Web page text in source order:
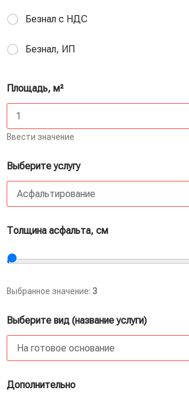
Безнал с НДС
Безнал, ИП
Площадь, м²
Ввести значение
Выберите услугу
Толщина асфальта, см
Выбранное значение: 3
Выберите вид (название услуги)
Дополнительно